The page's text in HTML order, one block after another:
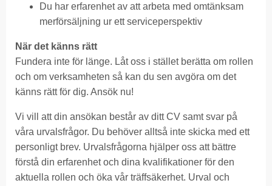
Du har erfarenhet av att arbeta med omtänksam
merförsäljning ur ett serviceperspektiv
När det känns rätt
Fundera inte för länge. Låt oss i stället berätta om rollen
och om verksamheten så kan du sen avgöra om det
känns rätt för dig. Ansök nu!
Vi vill att din ansökan består av ditt CV samt svar på
våra urvalsfrågor. Du behöver alltså inte skicka med ett
personligt brev. Urvalsfrågorna hjälper oss att bättre
förstå din erfarenhet och dina kvalifikationer för den
aktuella rollen och öka vår träffsäkerhet. Urval och